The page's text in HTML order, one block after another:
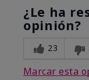
¿Le ha
opinión?
23
Marcar esta